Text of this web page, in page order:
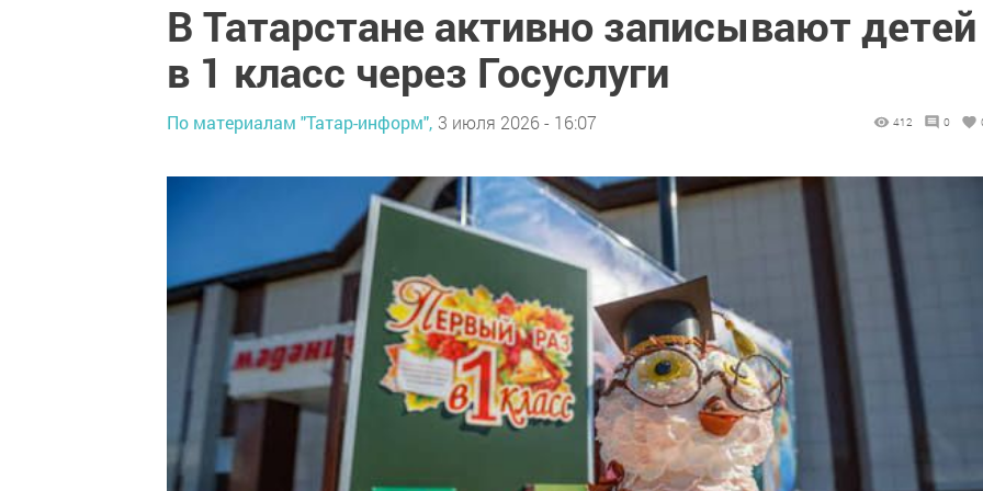
В Татарстане активно записывают детей
в 1 класс через Госуслуги
По материалам "Татар-информ", 3 июля 2026 - 16:07 412 0